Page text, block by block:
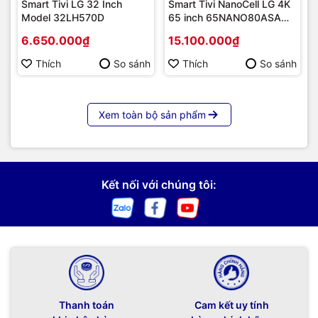
Smart Tivi LG 32 Inch
Model 32LH570D
6.650.000₫
Thích So sánh
Smart Tivi NanoCell LG 4K
65 inch 65NANO80ASA
chính hãng
15.100.000₫
Thích So sánh
Xem toàn bộ sản phẩm
Hòa mình vào không gian nghệ
Kết nối với chúng tôi:
Thanh toán
Cam kết uy tính